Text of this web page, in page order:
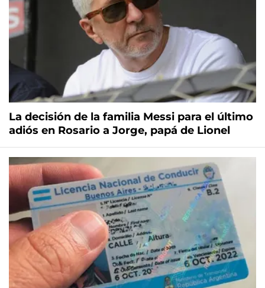
La decisión de la familia Messi para el último
adiós en Rosario a Jorge, papá de Lionel